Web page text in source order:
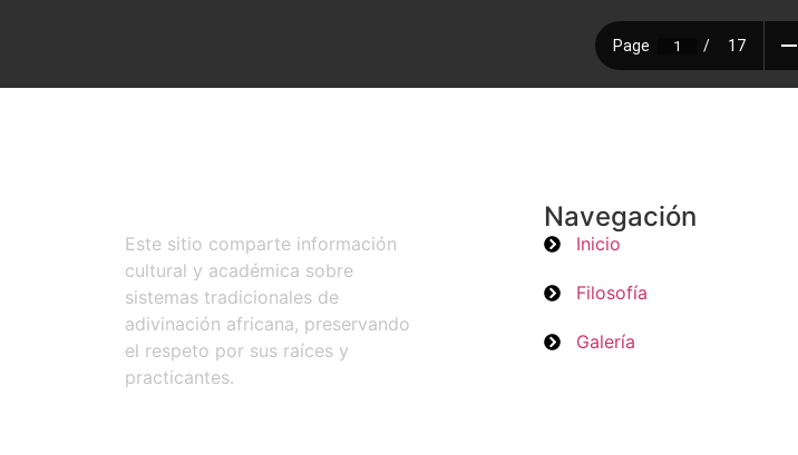
Este sitio comparte información
cultural y académica sobre
sistemas tradicionales de
adivinación africana, preservando
el respeto por sus raíces y
practicantes.
Navegación
Inicio
Filosofía
Galería